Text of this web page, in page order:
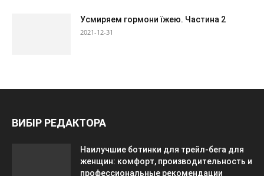
Усмиряем гормони їжею. Частина 2
2021-12-31
ВИБІР РЕДАКТОРА
Наилучшие ботинки для трейл-бега для
женщин: комфорт, производительность и
профессиональные рекомендации